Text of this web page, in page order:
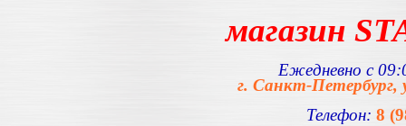
магазин
Ежедневно с
г. Санкт-Петербург,
Телефон: 8